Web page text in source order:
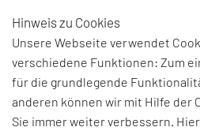
Hinweis zu Cookies
Unsere Webseite verwendet
verschiedene Funktionen: Zum
für die grundlegende
anderen können wir mit Hilfe der
Sie immer weiter verbessern.